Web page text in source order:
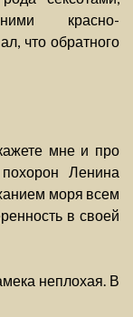
красно-
что обратного
мне и про
Ленина
моря всем
в своей
неплохая. В